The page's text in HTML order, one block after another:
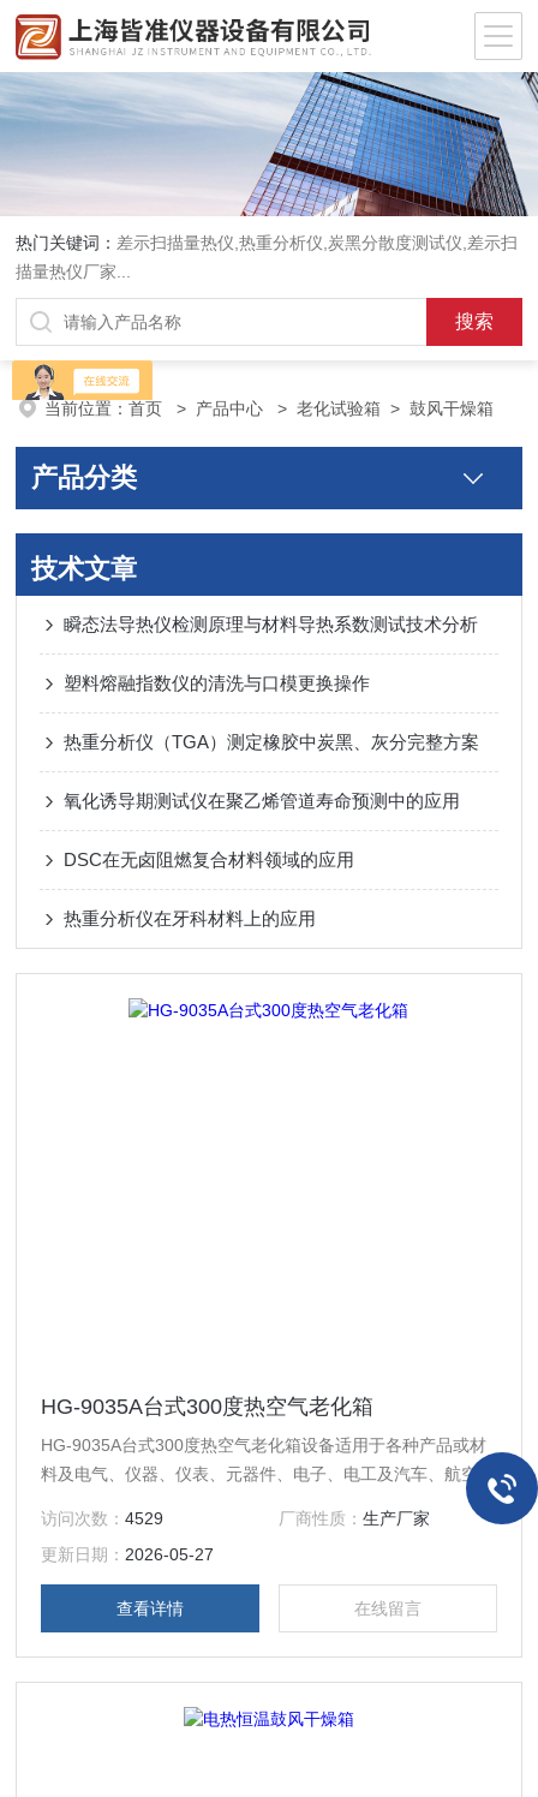
热门关键词： 差示扫描量热仪 ,热重分析仪 炭黑分散度测试仪 差示扫
描量热仪厂家
当前位置：首页 > 产品中心 >老化试验箱 >鼓风干燥箱
产品分类
技术文章
瞬态法导热仪检测原理与材料导热系数测试技术分析
塑料熔融指数仪的清洗与口模更换操作
热重分析仪（TGA）测定橡胶中炭黑、灰分完整方案
氧化诱导期测试仪在聚乙烯管道寿命预测中的应用
DSC在无卤阻燃复合材料领域的应用
热重分析仪在牙科材料上的应用
HG-9035A台式300度热空气老化箱
HG-9035A台式300度热空气老化箱设备适用于各种产品或材
料及电气、仪器、仪表、元器件、电子、电工及汽车、航空、
通讯、塑胶、机械、化工、食品、化学品、五金工具在恒温环
境条件下作干燥和各种恒温适应性试验。
访问次数：4529 厂商性质： 生产厂家
更新日期： 2026-05-27
查看详情 在线留言